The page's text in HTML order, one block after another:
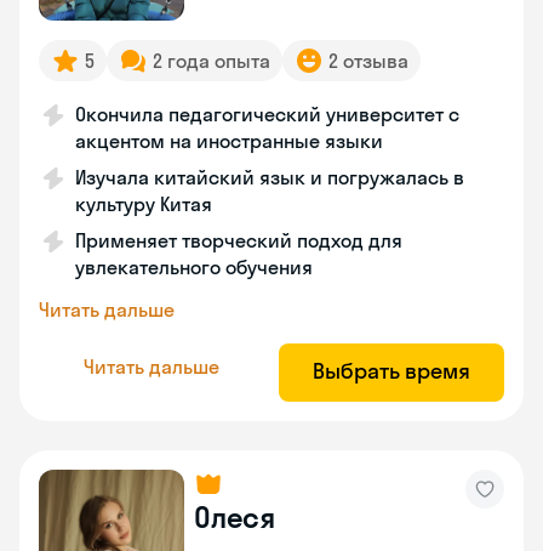
5 2 года опыта 2 отзыва
Окончила педагогический университет с
акцентом на иностранные языки
Изучала китайский язык и погружалась в
культуру Китая
Применяет творческий подход для
увлекательного обучения
Читать дальше
Читать дальше Выбрать время
Олеся